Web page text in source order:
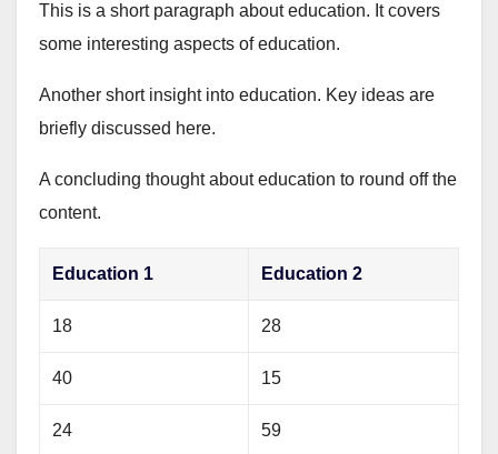
This is a short paragraph about education. It covers
some interesting aspects of education.
Another short insight into education. Key ideas are
briefly discussed here.
A concluding thought about education to round off the
content.
Education 1 Education 2
18 28
40 15
24 59